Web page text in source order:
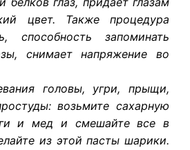
цвет. Также процедура
способность запоминать
снимает напряжение во
головы, угри, прыщи,
возьмите сахарную
ги и мед и смешайте все в
из этой пасты шарики.